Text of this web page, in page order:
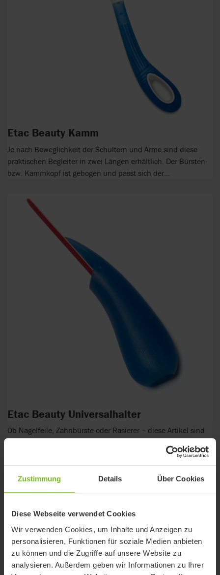
Zustimmung Details Über Cookies
Diese Webseite verwendet Cookies
Wir verwenden Cookies, um Inhalte und Anzeigen zu
personalisieren, Funktionen für soziale Medien anbieten
zu können und die Zugriffe auf unsere Website zu
analysieren. Außerdem geben wir Informationen zu Ihrer
Etac Beauty Kamm
Je nach Beweglichkeit der Schultern und Arme sind diese
praktischen Begleiter in zwei Längen erhältlich. Der Bürsten-
bzw. Kammkopf ist gebogen und passt sich der...
Etac Beauty Universalhalter
Ob Nagelfeile, Zahnbürste oder Rasierer – diese Artikel sind
handhaben. Dieser Universalhalter liegt daher in der ganzen...